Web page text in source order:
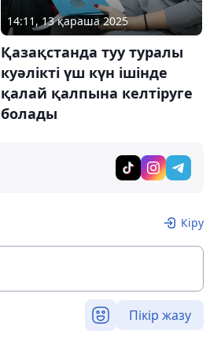
14:11, 13 қараша 2025
Қазақстанда туу туралы
куәлікті үш күн ішінде
қалай қалпына келтіруге
болады
Кіру
Пікір жазу